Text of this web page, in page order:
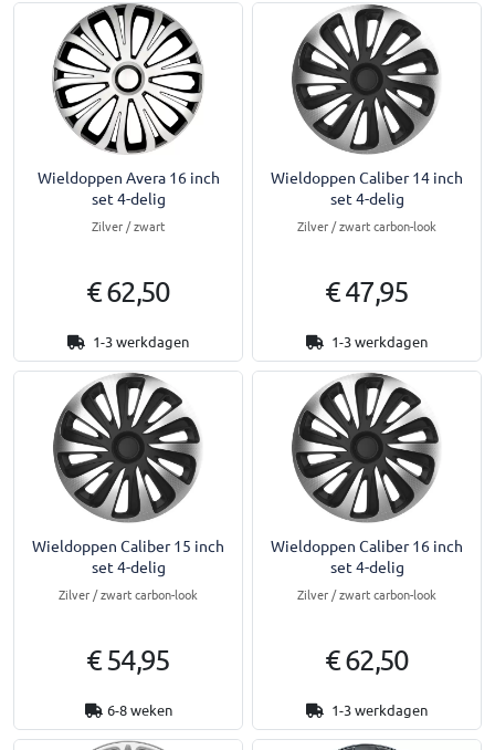
Wieldoppen Avera 16 inch
set 4-delig
Zilver / zwart
€ 62,50
1-3 werkdagen
Wieldoppen Caliber 14 inch
set 4-delig
Zilver / zwart carbon-look
€ 47,95
1-3 werkdagen
Wieldoppen Caliber 15 inch
set 4-delig
Zilver / zwart carbon-look
€ 54,95
6-8 weken
Wieldoppen Caliber 16 inch
set 4-delig
Zilver / zwart carbon-look
€ 62,50
1-3 werkdagen